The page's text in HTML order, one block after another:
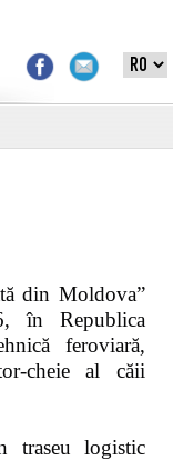
din Moldova”
în Republica
feroviară,
cheie al căii
traseu logistic